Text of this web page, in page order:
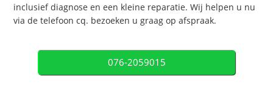
inclusief diagnose en een kleine reparatie. Wij helpen u nu
via de telefoon cq. bezoeken u graag op afspraak.
076-2059015